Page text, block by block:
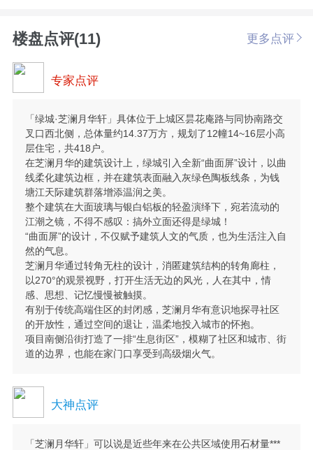
楼盘点评(11) 更多点评
专家点评
「绿城·芝澜月华轩」具体位于上城区昙花庵路与同协南路交
叉口西北侧，总体量约14.37万方，规划了12幢14~16层小高
层住宅，共418户。
在芝澜月华的建筑设计上，绿城引入全新“曲面屏”设计，以曲
线柔化建筑边框，并在建筑表面融入灰绿色陶板线条，为钱
塘江天际建筑群落增添温润之美。
整个建筑在大面玻璃与银白铝板的轻盈演绎下，宛若流动的
江潮之镜，不得不感叹：搞外立面还得是绿城！
“曲面屏”的设计，不仅赋予建筑人文的气质，也为生活注入自
然的气息。
芝澜月华通过转角无柱的设计，消匿建筑结构的转角廊柱，
以270°的观景视野，打开生活无边的风光，人在其中，情
感、思想、记忆慢慢被触摸。
有别于传统高端住区的封闭感，芝澜月华有意识地探寻社区
的开放性，通过空间的退让，温柔地投入城市的怀抱。
项目南侧沿街打造了一排“生息街区”，模糊了社区和城市、街
道的边界，也能在家门口享受到高级烟火气。
大神点评
「芝澜月华轩」可以说是近些年来在公共区域使用石材量***